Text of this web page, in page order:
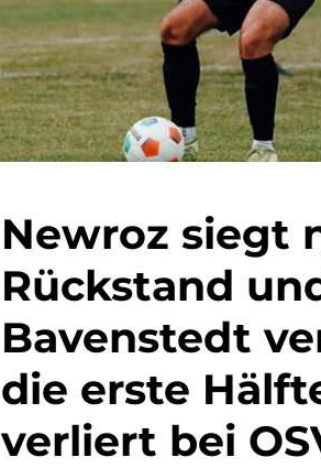
Newroz siegt
Rückstand
Bavenstedt
die erste
verliert bei